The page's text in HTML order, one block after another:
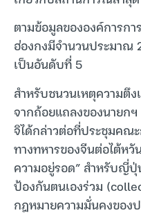
ตามข้อมูลขององค์การก
ฮ่องกงมีจำนวนประมาณ
เป็นอันดับที่ 5
สำหรับชนวนเหตุความตึ
จากถ้อยแถลงของนายก
จิได้กล่าวต่อที่ประชุมคณะ
ทางทหารของจีนต่อไต้ห
ความอยู่รอด” สำหรับญี่ปุ่
ป้องกันตนเองร่วม
กฎหมายความมั่นคงของ